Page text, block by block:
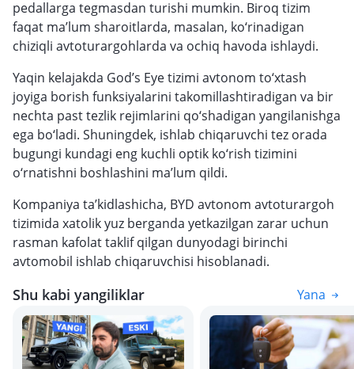
pedallarga tegmasdan turishi mumkin. Biroq tizim
faqat ma’lum sharoitlarda, masalan, ko‘rinadigan
chiziqli avtoturargohlarda va ochiq havoda ishlaydi.
Yaqin kelajakda God’s Eye tizimi avtonom to‘xtash
joyiga borish funksiyalarini takomillashtiradigan va bir
nechta past tezlik rejimlarini qo‘shadigan yangilanishga
ega bo‘ladi. Shuningdek, ishlab chiqaruvchi tez orada
bugungi kundagi eng kuchli optik ko‘rish tizimini
o‘rnatishni boshlashini ma’lum qildi.
Kompaniya ta’kidlashicha, BYD avtonom avtoturargoh
tizimida xatolik yuz berganda yetkazilgan zarar uchun
rasman kafolat taklif qilgan dunyodagi birinchi
avtomobil ishlab chiqaruvchisi hisoblanadi.
Shu kabi yangiliklar Yana